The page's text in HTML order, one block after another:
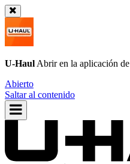
U-Haul Abrir en la aplicación de
Abierto
Saltar al contenido